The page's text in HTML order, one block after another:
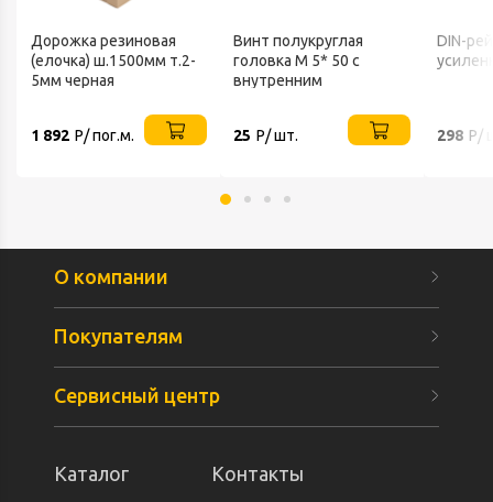
Дорожка резиновая
(елочка) ш.1500мм т.2-
5мм черная
1 892 Р/ пог.м.
Винт полукруглая
головка М 5* 50 с
внутренним
25 Р/ шт.
DIN-
298 Р/
О компании
Покупателям
Сервисный центр
Каталог
Контакты